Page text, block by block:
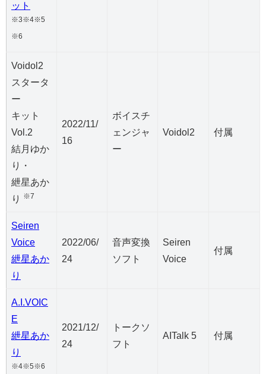
ット
※3※4※5
※6
Voidol2
スタータ
ー
キット
Vol.2
結月ゆか
り・
紲星あか
り
※7
2022/11/
16
ボイスチ
ェンジャ
ー
Voidol2 付属
Seiren
Voice
紲星あか
り
2022/06/
24
音声変換
ソフト
Seiren
Voice
付属
A.I.VOIC
E
紲星あか
り
※4※5※6
2021/12/
24
トークソ
フト
AITalk 5 付属